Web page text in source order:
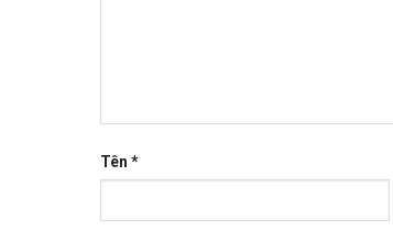
Tên *